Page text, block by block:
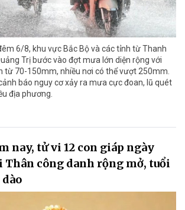
6/8, khu vực Bắc Bộ và các tỉnh từ Thanh
Trị bước vào đợt mưa lớn diện rộng với
từ 70-150mm, nhiều nơi có thể vượt 250mm.
báo nguy cơ xảy ra mưa cực đoan, lũ quét
địa phương.
nay, tử vi 12 con giáp ngày
Thân công danh rộng mở, tuổi